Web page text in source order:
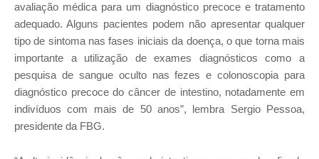
avaliação médica para um diagnóstico precoce e tratamento
adequado. Alguns pacientes podem não apresentar qualquer
tipo de sintoma nas fases iniciais da doença, o que torna mais
importante a utilização de exames diagnósticos como a
pesquisa de sangue oculto nas fezes e colonoscopia para
diagnóstico precoce do câncer de intestino, notadamente em
indivíduos com mais de 50 anos”, lembra Sergio Pessoa,
presidente da FBG.